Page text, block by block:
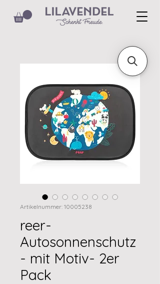
Artikelnummer: 10005238
reer-
Autosonnenschutz
- mit Motiv- 2er
Pack